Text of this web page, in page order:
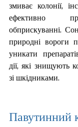
змиває колонії,
ефективно
обприскуванні.
природні вороги
уникати
дії, які знищують
зі шкідниками.
Павутинний